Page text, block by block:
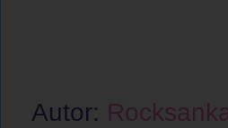
Autor: